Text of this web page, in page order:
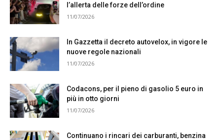
l’allerta delle forze dell’ordine
11/07/2026
In Gazzetta il decreto autovelox, in vigore le
nuove regole nazionali
11/07/2026
Codacons, per il pieno di gasolio 5 euro in
più in otto giorni
11/07/2026
Continuano i rincari dei carburanti, benzina